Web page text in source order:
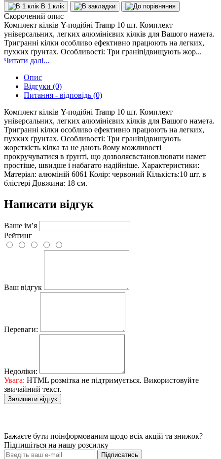
В 1 клік
Скорочений опис
Комплект кілків Y-подібні Tramp 10 шт. Комплект
універсальних, легких алюмінієвих кілків для Вашого намета.
Тригранні кілки особливо ефективно працюють на легких,
пухких ґрунтах. Особливості: Три граніпідвищують жор...
Читати далі...
Опис
Відгуки (0)
Питання - відповідь (0)
Комплект кілків Y-подібні Tramp 10 шт. Комплект
універсальних, легких алюмінієвих кілків для Вашого намета.
Тригранні кілки особливо ефективно працюють на легких,
пухких ґрунтах. Особливості: Три граніпідвищують
жорсткість кілка та не дають йому можливості
прокручуватися в ґрунті, що дозволяєвстановлювати намет
простіше, швидше і набагато надійніше. Характеристики:
Матеріал: алюміній 6061 Колір: червоний Кількість:10 шт. в
блістері Довжина: 18 см.
Написати відгук
Ваше ім’я
Рейтинг
Ваш відгук
Переваги:
Недоліки:
Увага: HTML розмітка не підтримується. Використовуйте
звичайний текст.
Залишити відгук
Бажаєте бути поінформованим щодо всіх акцій та знижок?
Підпишіться на нашу розсилку
Підписатись